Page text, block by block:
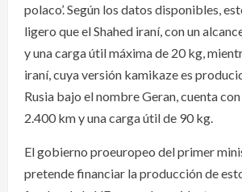
polaco’. Según los datos disponibles,
ligero que el Shahed iraní, con un
y una carga útil máxima de 20 kg,
iraní, cuya versión kamikaze es
Rusia bajo el nombre Geran, cuenta
2.400 km y una carga útil de 90 kg.
El gobierno proeuropeo del primer
pretende financiar la producción de